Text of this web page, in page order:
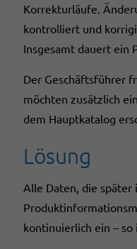
Korrekturläufe.
kontrolliert und
Insgesamt dauert ein
Der Geschäftsführer
möchten zusätzlich
dem Hauptkatalog
Lösung
Alle Daten, die
kontinuierlich ein – so